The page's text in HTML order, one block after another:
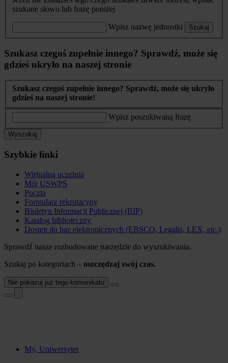
szukane słowo lub frazę poniżej
Wpisz nazwę jednostki Szukaj
Szukasz czegoś zupełnie innego? Sprawdź, może się
gdzieś ukryło na naszej stronie
Szukasz czegoś zupełnie innego? Sprawdź, może się ukryło
gdzieś na naszej stronie!
Wpisz poszukiwaną frazę
Wyszukaj
Szybkie linki
Wirtualna uczelnia
Mój USWPS
Poczta
Formularz rekrutacyny
Biuletyn Informacji Publicznej (BIP)
Katalog biblioteczny
Dostęp do baz elektronicznych (EBSCO, Legalis, LEX, etc.)
Sprawdź nasze rozbudowane narzędzie do wyszukiwania.
Szukaj po kategoriach – oszczędzaj swój czas.
Nie pokazuj już tego komunikatu
My, Uniwersytet